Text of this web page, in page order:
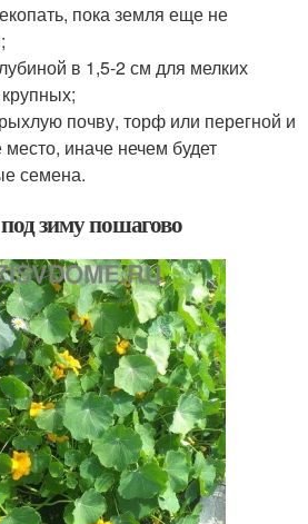
пока земля еще не
в 1,5-2 см для мелких
почву, торф или перегной и
место, иначе нечем будет
семена.
зиму пошагово